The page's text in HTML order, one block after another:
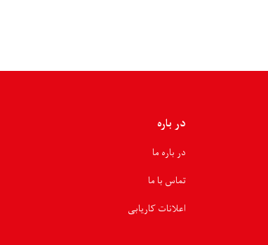
در باره
در باره ما
تماس با ما
اعلانات کاریابی